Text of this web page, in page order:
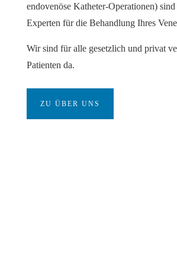
endovenöse Katheter-Operationen)
Experten für die Behandlung Ihres
Wir sind für alle gesetzlich und privat
Patienten da.
ZU ÜBER UNS